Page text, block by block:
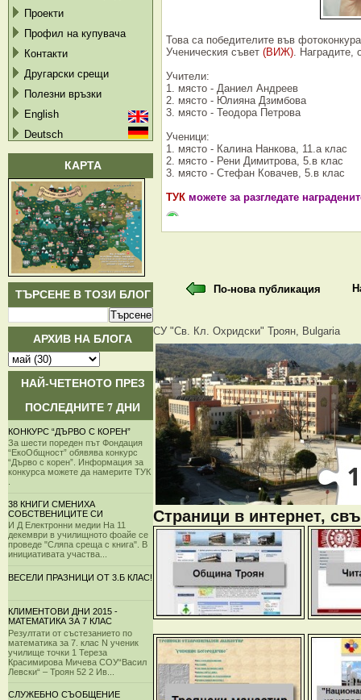
Проекти
Профил на купувача
Контакти
Другарски срещи
Полезни връзки
English
Deutsch
КАРТА
ТЪРСЕНЕ В ТОЗИ БЛОГ
АРХИВ НА БЛОГА
НАЙ-ЧЕТЕНОТО ПРЕЗ
ПОСЛЕДНИТЕ 7 ДНИ
КОНКУРС “ДЪРВО С КОРЕН”
За шести пореден път Фондация
“ЕкоОбщност” обявява конкурс
“Дърво с корен”. Информация за
конкурса можете да намерите ТУК
38 КНИГИ СМЕНИХА
СОБСТВЕНИЦИТЕ СИ
И Д Електронни медии На 11
декември в училищното фоайе се
проведе "Сляпа среща с книга". В
инициативата участва...
ВЕСЕЛИ ПРАЗНИЦИ ОТ 3.Б КЛАС!
КЛИМЕНТОВИ ДНИ 2015 -
МАТЕМАТИКА ЗА 7 КЛАС
Резултати от състезанието по
математика за 7. клас N ученик
училище точки 1 Тереза
Красимирова Мичева СОУ“Васил
Левски“ – Троян 52 2 Ив...
СЛУЖЕБНО СЪОБЩЕНИЕ
Това са победителите във
Ученическия съвет (ВИЖ) .
Учители:
1. място - Даниел Андреев
2. място - Юлияна Дзимбова
3. място - Теодора Петрова
Ученици:
1. място - Калина Нанкова, 11.а клас
2. място - Рени Димитрова, 5.в клас
3. място - Стефан Ковачев, 5.в клас
ТУК можете за разгледате
По-нова публикация
СУ "Св. Кл. Охридски" Троян, Bulgaria
Страници в интернет,